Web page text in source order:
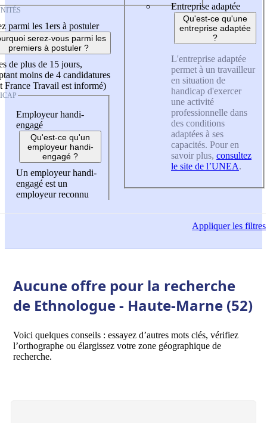
parmi les 1ers à postuler
serez-vous parmi les
premiers à postuler ?
de plus de 15 jours,
moins de 4 candidatures
France Travail est informé)
Employeur handi-
engagé
Qu'est-ce qu'un
employeur handi-
engagé ?
Un employeur handi-
engagé est un
employeur reconnu
Entreprise adaptée
Qu'est-ce qu'une
entreprise adaptée
?
L'entreprise adaptée
permet à un travailleur
en situation de
handicap d'exercer
une activité
professionnelle dans
des conditions
adaptées à ses
capacités. Pour en
savoir plus, consultez
le site de l’UNEA.
Appliquerles filtres
Aucune offre pour la recherche
de Ethnologue - Haute-Marne (52)
Voici quelques conseils : essayez d’autres mots clés, vérifiez
l’orthographe ou élargissez votre zone géographique de
recherche.